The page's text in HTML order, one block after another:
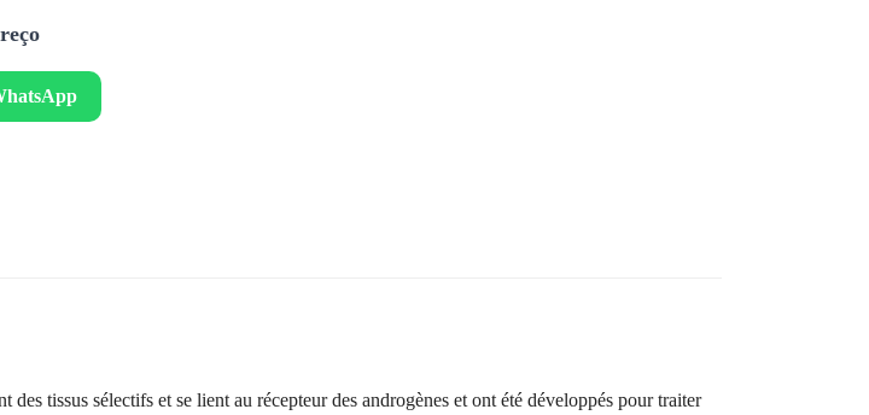
tissus sélectifs et se lient au récepteur des androgènes et ont été développés pour traiter